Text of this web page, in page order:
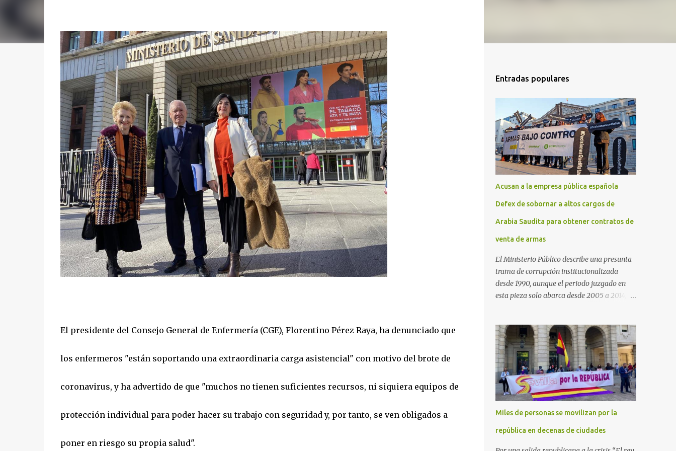
El presidente del Consejo General de Enfermería (CGE), Florentino Pérez Raya, ha denunciado que
los enfermeros "están soportando una extraordinaria carga asistencial" con motivo del brote de
coronavirus, y ha advertido de que "muchos no tienen suficientes recursos, ni siquiera equipos de
protección individual para poder hacer su trabajo con seguridad y, por tanto, se ven obligados a
poner en riesgo su propia salud".
Entradas populares
Acusan a la empresa pública española
Defex de sobornar a altos cargos de
Arabia Saudita para obtener contratos de
venta de armas
El Ministerio Público describe una presunta
trama de corrupción institucionalizada
desde 1990, aunque el periodo juzgado en
esta pieza solo abarca desde 2005 a 2014, el
de cárcel de hasta 29 años por diversos
delitos de corrupción a ocho personas,
presuntamente cometidos durante las
ventas de material militar a Arabia Saudita
a través de la empresa pública española
Defex, disuelta. El fiscal Conrado Saiz
describe en su escrito de conclusiones cómo
la empresa pública Defex pagó comisiones
ilegales a diversas autoridades del régimen
Miles de personas se movilizan por la
república en decenas de ciudades